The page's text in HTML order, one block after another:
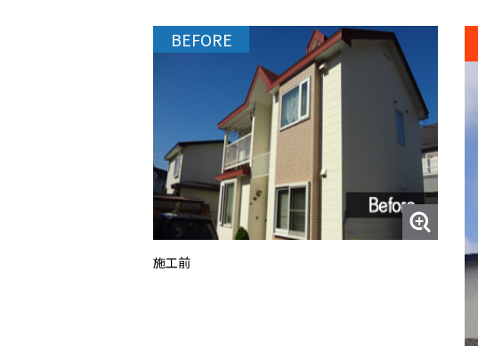
BEFORE
施工前